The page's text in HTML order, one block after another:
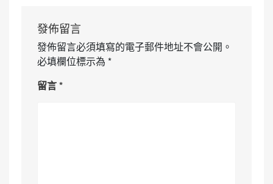
發佈留言
發佈留言必須填寫的電子郵件地址不會公開。
必填欄位標示為 *
留言*